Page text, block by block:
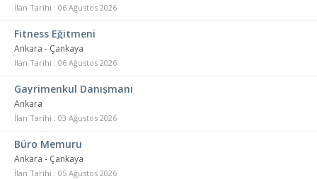
İlan Tarihi : 06 Ağustos 2026
Fitness Eğitmeni
Ankara - Çankaya
İlan Tarihi : 06 Ağustos 2026
Gayrimenkul Danışmanı
Ankara
İlan Tarihi : 03 Ağustos 2026
Büro Memuru
Ankara - Çankaya
İlan Tarihi : 05 Ağustos 2026